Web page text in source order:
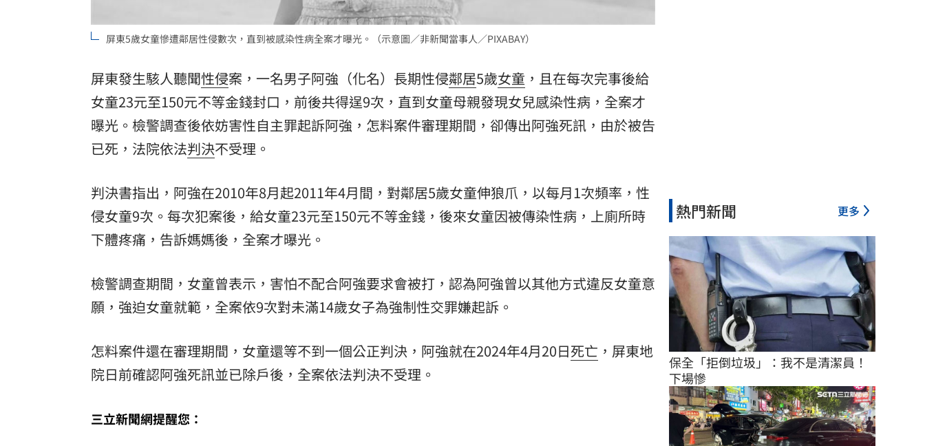
8國球員齊聚高雄 Formosa 7s掀足球熱潮 10:00
屏東5歲女童慘遭鄰居性侵數次，直到被感染性病全案才曝光。（示意圖／非新聞當事人／PIXABAY）
屏東發生駭人聽聞性侵案，一名男子阿強（化名）長期性侵鄰居5歲女童 ，且在每次完事後給
女童23元至150元不等金錢封口，前後共得逞9次，直到女童母親發現女兒感染性病，全案才
曝光。檢警調查後依妨害性自主罪起訴阿強，怎料案件審理期間，卻傳出阿強死訊，由於被告
已死，法院依法判決不受理。
判決書指出，阿強在2010年8月起2011年4月間，對鄰居5歲女童伸狼爪，以每月1次頻率，性
侵女童9次。每次犯案後，給女童23元至150元不等金錢，後來女童因被傳染性病，上廁所時
下體疼痛，告訴媽媽後，全案才曝光。
檢警調查期間，女童曾表示，害怕不配合阿強要求會被打，認為阿強曾以其他方式違反女童意
願，強迫女童就範，全案依9次對未滿14歲女子為強制性交罪嫌起訴。
怎料案件還在審理期間，女童還等不到一個公正判決，阿強就在2024年4月20日死亡 ，屏東地
院日前確認阿強死訊並已除戶後，全案依法判決不受理。
三立新聞網提醒您：
熱門新聞 更多
保全「拒倒垃圾」：我不是清潔員！
下場慘